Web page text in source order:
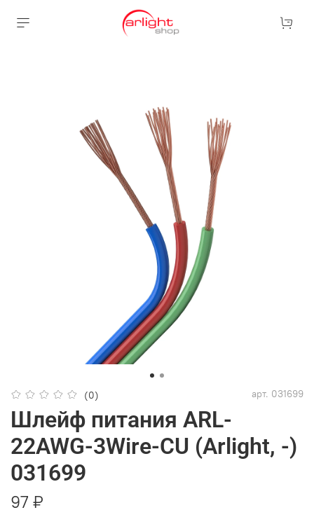
(0) арт. 031699
Шлейф питания ARL-
22AWG-3Wire-CU (Arlight, -)
031699
97 ₽